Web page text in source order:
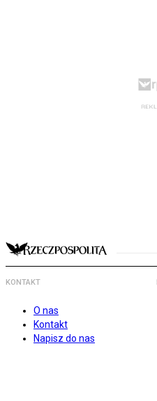
KONTAKT
O nas
Kontakt
Napisz do nas